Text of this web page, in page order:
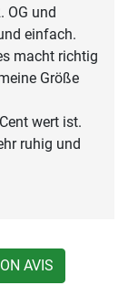
OG und
einfach.
macht richtig
Größe
wert ist.
ruhig und
AVIS